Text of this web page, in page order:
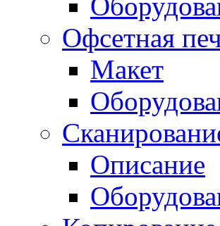
Офсетная
Макет
Описание